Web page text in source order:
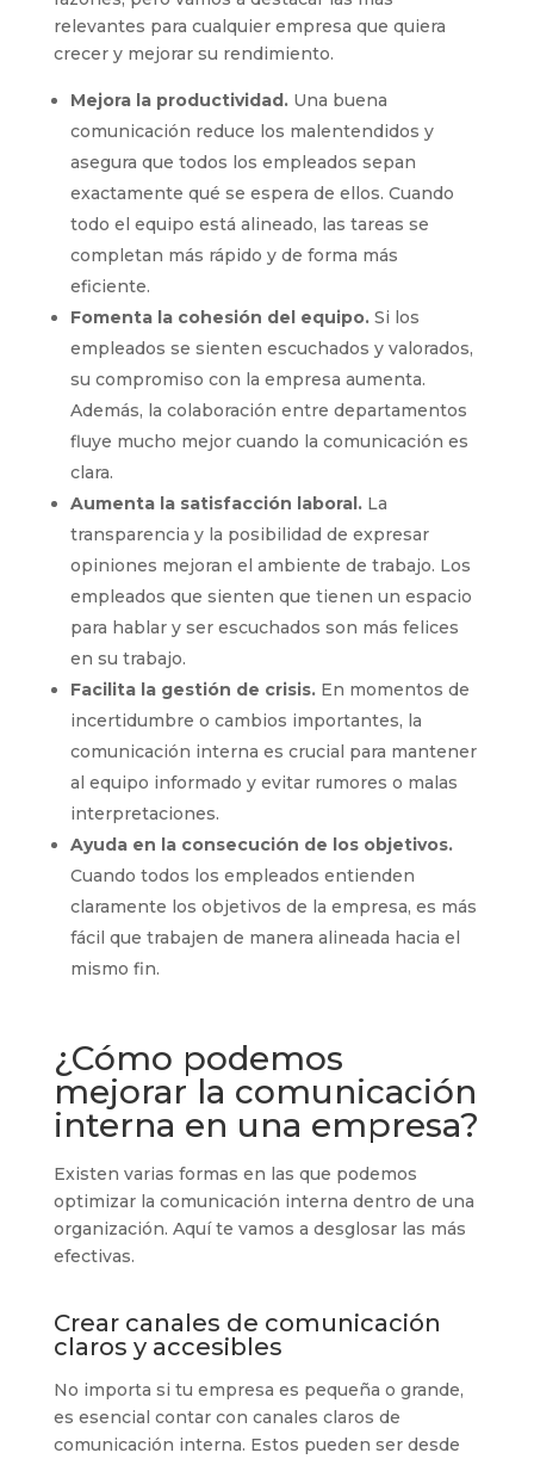
relevantes para cualquier empresa que quiera
crecer y mejorar su rendimiento.
Mejora la productividad.Una buena
comunicación reduce los malentendidos y
asegura que todos los empleados sepan
exactamente qué se espera de ellos. Cuando
todo el equipo está alineado, las tareas se
completan más rápido y de forma más
eficiente.
Fomenta la cohesión del equipo.Si los
empleados se sienten escuchados y valorados,
su compromiso con la empresa aumenta.
Además, la colaboración entre departamentos
fluye mucho mejor cuando la comunicación es
clara.
Aumenta la satisfacción laboral.La
transparencia y la posibilidad de expresar
opiniones mejoran el ambiente de trabajo. Los
empleados que sienten que tienen un espacio
para hablar y ser escuchados son más felices
en su trabajo.
Facilita la gestión de crisis.En momentos de
incertidumbre o cambios importantes, la
comunicación interna es crucial para mantener
al equipo informado y evitar rumores o malas
interpretaciones.
Ayuda en la consecución de los objetivos.
Cuando todos los empleados entienden
claramente los objetivos de la empresa, es más
fácil que trabajen de manera alineada hacia el
mismo fin.
¿Cómo podemos
mejorar la comunicación
interna en una empresa?
Existen varias formas en las que podemos
optimizar la comunicación interna dentro de una
organización. Aquí te vamos a desglosar las más
efectivas.
Crear canales de comunicación
claros y accesibles
No importa si tu empresa es pequeña o grande,
es esencial contar con canales claros de
comunicación interna. Estos pueden ser desde